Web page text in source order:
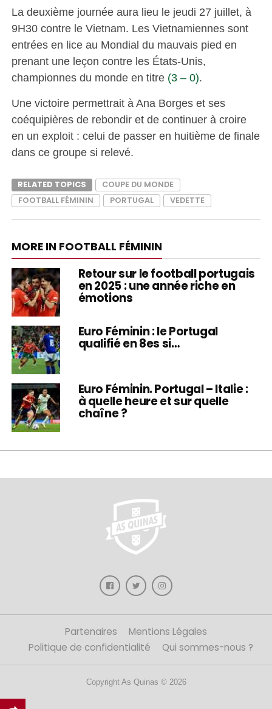
La deuxième journée aura lieu le jeudi 27 juillet, à
9H30 contre le Vietnam. Les Vietnamiennes sont
entrées en lice au Mondial du mauvais pied en
prenant une leçon contre les États-Unis,
championnes du monde en titre (3 – 0).
Une victoire permettrait à Ana Borges et ses
coéquipières de rebondir et de continuer à croire
en un exploit : celui de passer en huitième de finale
dans ce groupe si relevé.
RELATED TOPICS
COUPE DU MONDE
FOOTBALL FÉMININ
PORTUGAL VEDETTE
MORE IN FOOTBALL FÉMININ
Retour sur le football portugais
en 2025 : une année riche en
émotions
Euro Féminin : le Portugal
qualifié en 8es si…
Euro Féminin. Portugal – Italie :
à quelle heure et sur quelle
chaîne ?
Partenaires
Mentions Légales
Politique de confidentialité
Qui sommes-nous ?
Copyright As Quinas © 2026